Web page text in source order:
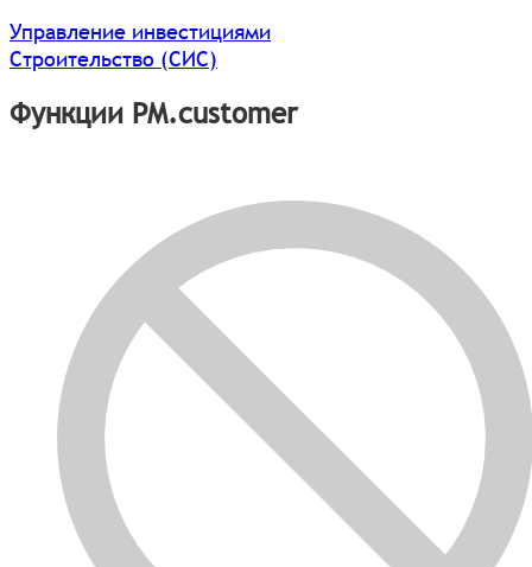
Управление инвестициями
Строительство (СИС)
Функции PM.customer